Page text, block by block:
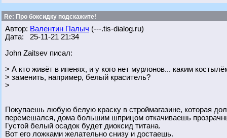
Re: Про боксидку подскажите!
Автор: Валентин Палыч (---.tis-dialog.ru)
Дата: 25-11-21 21:34
John Zaitsev писал:
> А кто живёт в ипенях, и у кого нет мурлонов... каким
> заменить, например, белый краситель?
>
Покупаешь любую белую краску в строймагазине, которая
перемешался, дома большим шприцом откачиваешь
Густой белый осадок будет диоксид титана.
Вот его ложками желательно снизу и достаешь.